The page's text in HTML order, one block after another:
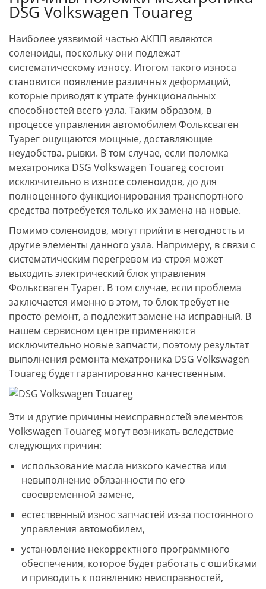
DSG Volkswagen Touareg
Наиболее уязвимой частью АКПП являются
соленоиды, поскольку они подлежат
систематическому износу. Итогом такого износа
становится появление различных деформаций,
которые приводят к утрате функциональных
способностей всего узла. Таким образом, в
процессе управления автомобилем Фольксваген
Туарег ощущаются мощные, доставляющие
неудобства. рывки. В том случае, если поломка
мехатроника DSG Volkswagen Touareg состоит
исключительно в износе соленоидов, до для
полноценного функционирования транспортного
средства потребуется только их замена на новые.
Помимо соленоидов, могут прийти в негодность и
другие элементы данного узла. Напримеру, в связи с
систематическим перегревом из строя может
выходить электрический блок управления
Фольксваген Туарег. В том случае, если проблема
заключается именно в этом, то блок требует не
просто ремонт, а подлежит замене на исправный. В
нашем сервисном центре применяются
исключительно новые запчасти, поэтому результат
выполнения ремонта мехатроника DSG Volkswagen
Touareg будет гарантированно качественным.
Эти и другие причины неисправностей элементов
Volkswagen Touareg могут возникать вследствие
следующих причин:
использование масла низкого качества или
невыполнение обязанности по его
своевременной замене,
естественный износ запчастей из-за постоянного
управления автомобилем,
установление некорректного программного
обеспечения, которое будет работать с ошибками
и приводить к появлению неисправностей,